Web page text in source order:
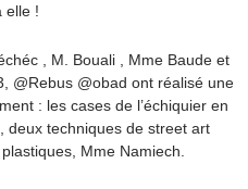
elle !
, M. Bouali , Mme Baude et
@Rebus @obad ont réalisé une
: les cases de l’échiquier en
deux techniques de street art
Mme Namiech.